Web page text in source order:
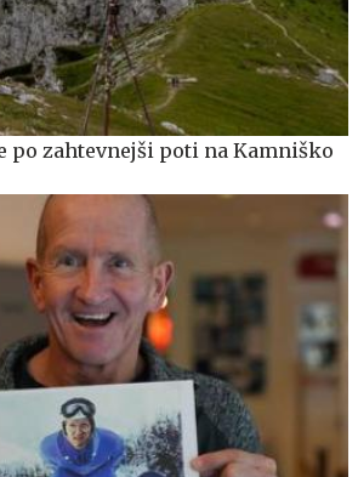
po zahtevnejši poti na Kamniško